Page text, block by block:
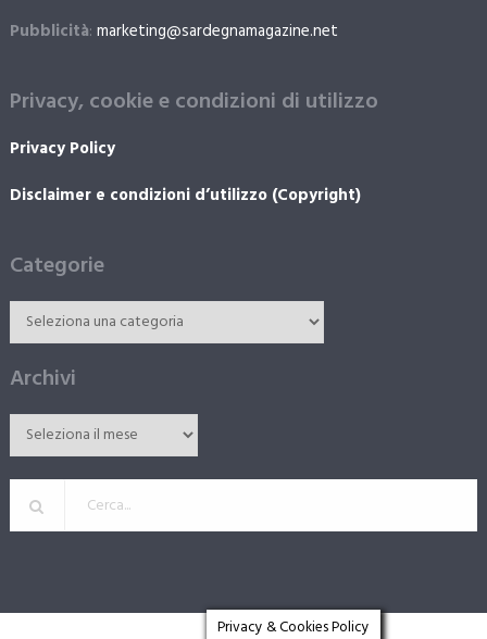
Pubblicità: marketing@sardegnamagazine.net
Privacy, cookie e condizioni di utilizzo
Privacy Policy
Disclaimer e condizioni d’utilizzo (Copyright)
Categorie
Archivi
Privacy & Cookies Policy